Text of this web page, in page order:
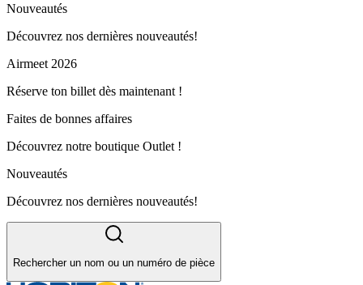
Nouveautés
Découvrez nos dernières nouveautés!
Airmeet 2026
Réserve ton billet dès maintenant !
Faites de bonnes affaires
Découvrez notre boutique Outlet !
Nouveautés
Découvrez nos dernières nouveautés!
Rechercher un nom ou un numéro de pièce